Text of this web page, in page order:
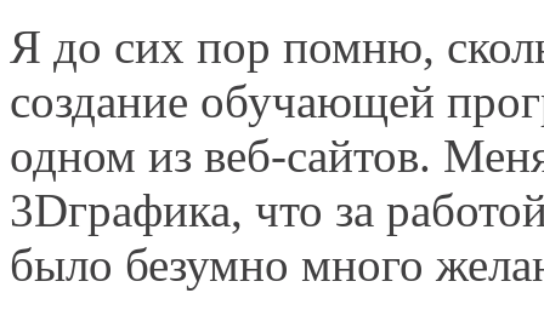
Я до сих пор помню,
создание обучающей
одном из веб-сайтов.
3Dграфика, что за
было безумно много